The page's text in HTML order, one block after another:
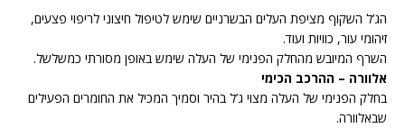
הג’ל השקוף מציפת העלים הבשרניים שימש לטיפול חיצוני לריפוי פצעים,
זיהומי עור, כוויות ועוד.
השרף המיובש מהחלק הפנימי של העלה שימש באופן מסורתי כמשלשל.
אלוורה – ההרכב הכימי
בחלק הפנימי של העלה מצוי ג’ל בהיר וסמיך המכיל את החומרים הפעילים
שבאלוורה.